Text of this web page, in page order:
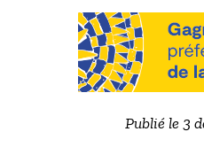
Publié le 3